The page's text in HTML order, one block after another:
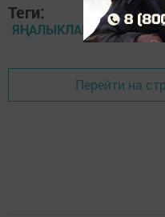
Теги:
ЯҢАЛЫКЛАР
Перейти на